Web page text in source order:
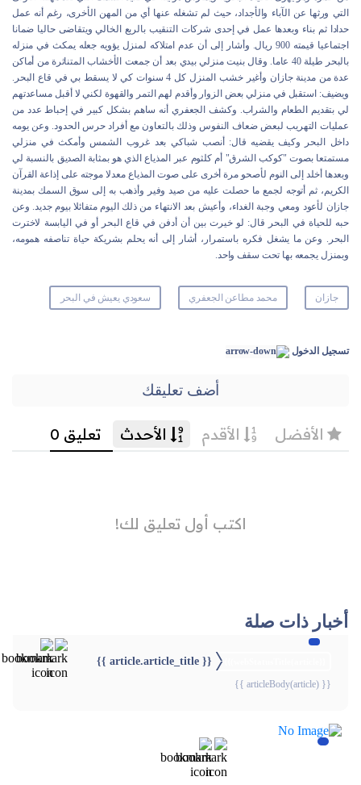
التي ورثها عن الآباء والأجداد، حيث لم تشغله عنها أي من المهن الأخرى، رغم أنه عمل
حدادا ثم بناء وبعدها عمل في إحدى شركات التنقيب بالربع الخالي ويتقاضى حاليا ضمانا
اجتماعيا قيمته 900 ريال. وأشار إلى أن عدم امتلاكه لمنزل يؤويه جعله يمكث في منزله
بالبحر طيلة 40 عاما. وقال بنيت منزلي بيدي بعد أن جمعت الأخشاب المتناثرة من أماكن
عدة من مدينة جازان وأغير خشب المنزل كل 4 سنوات كي لا يسقط بي في قاع البحر.
ويضيف: استقبل في منزلي بعض الزوار وأقدم لهم التمر والقهوة لكني لا أقبل مساعدتهم
لي بتقديم الطعام والشراب. وكشف الجعفري أنه ساهم بشكل كبير في إحباط عدد من
عمليات التهريب لبعض ضعاف النفوس وذلك بالتعاون مع أفراد حرس الحدود. وعن يومه
داخل البحر وكيف يقضيه قال: أنصب شباكي بعد غروب الشمس وأمكث في منزلي
مستمتعا بصوت "كوكب الشرق" أم كلثوم عبر المذياع الذي هو بمثابة الصديق بالنسبة لي
وبعدها أخلد إلى النوم لأصحو مرة أخرى على صوت المذياع معدلا موجته على إذاعة القرآن
الكريم، ثم أتوجه لجمع ما حصلت عليه من صيد وفير وأذهب به إلى سوق السمك بمدينة
جازان لأعود ومعي وجبة الغداء، وأعيش بعد الانتهاء من ذلك اليوم متفائلا بيوم جديد. وعن
حبه للحياة في البحر قال: لو خيرت بين أن أدفن في قاع البحر أو في اليابسة لاخترت
البحر. وعن ما يشغل فكره باستمرار، أشار إلى أنه يحلم بشريكة حياة تناصفه همومه،
وبمنزل يجمعه بها تحت سقف واحد.
جازان محمد مطاعن الجعفري سعودي يعيش في البحر
تسجيل الدخول
أضف تعليقك
أخبار ذات صلة
{{ article.article_title }}
{{ articleBody(article) }}